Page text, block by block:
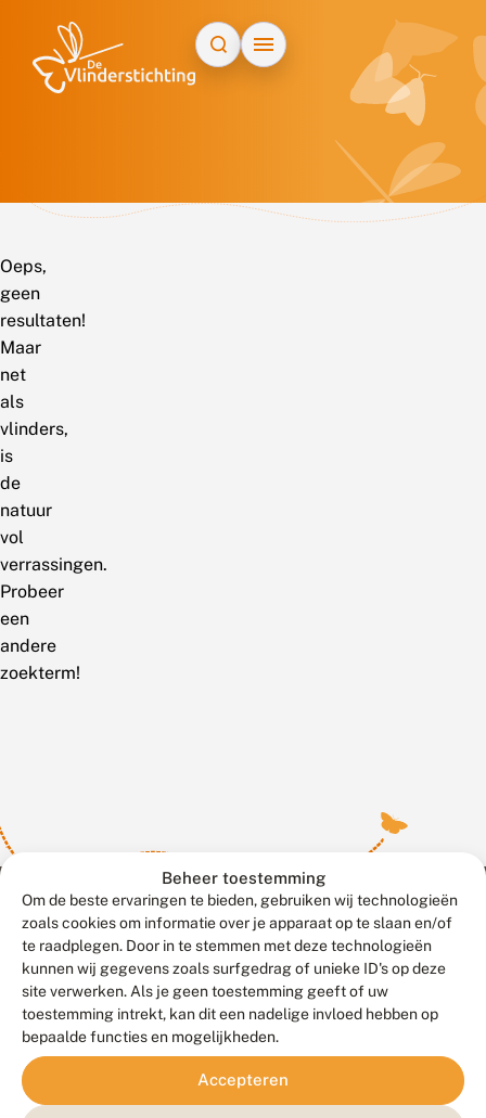
Beheer toestemming
Om de beste ervaringen te bieden, gebruiken wij technologieën
zoals cookies om informatie over je apparaat op te slaan en/of
te raadplegen. Door in te stemmen met deze technologieën
kunnen wij gegevens zoals surfgedrag of unieke ID's op deze
site verwerken. Als je geen toestemming geeft of uw
toestemming intrekt, kan dit een nadelige invloed hebben op
bepaalde functies en mogelijkheden.
Accepteren
Oeps,
geen
resultaten!
Maar
net
als
vlinders,
is
de
natuur
vol
verrassingen.
Probeer
een
andere
zoekterm!
Contact
Veelgestelde vragen
Meld waarnemingen© 2026 Vlinderstichting
Duurzaam ontwikkeld door
Go2People
, ontworpen door
Blue Field Agency
Privacy
Disclaimer
Sitemap